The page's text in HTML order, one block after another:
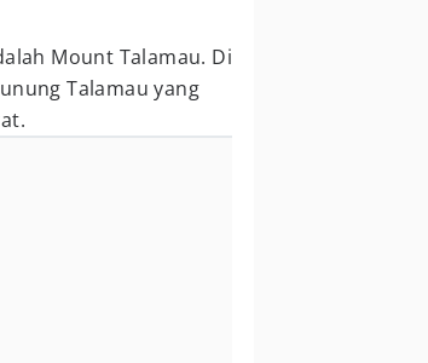
Mount Talamau. Di
Talamau yang